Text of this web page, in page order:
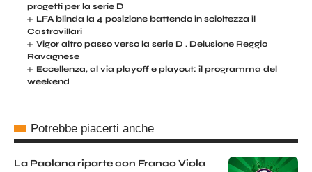
progetti per la serie D
LFA blinda la 4 posizione battendo in scioltezza il
Castrovillari
Vigor altro passo verso la serie D . Delusione Reggio
Ravagnese
Eccellenza, al via playoff e playout: il programma del
weekend
Potrebbe piacerti anche
La Paolana riparte con Franco Viola